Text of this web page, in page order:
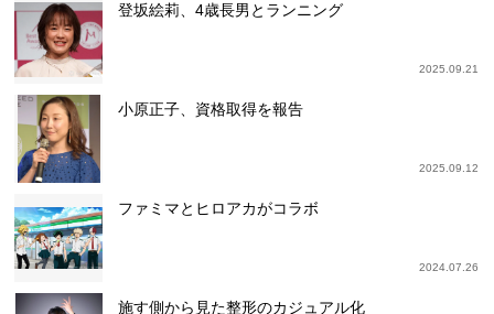
登坂絵莉、4歳長男とランニング
2025.09.21
小原正子、資格取得を報告
2025.09.12
ファミマとヒロアカがコラボ
2024.07.26
施す側から見た整形のカジュアル化